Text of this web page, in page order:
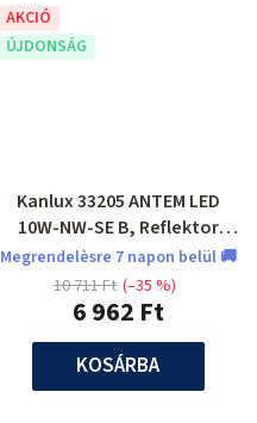
AKCIÓ
ÚJDONSÁG
Kanlux 33205 ANTEM LED
10W-NW-SE B, Reflektor
mozgásérzékelővel
Megrendelèsre 7 napon belül 🚚
6 962 Ft
10 711 Ft (–35 %)
KOSÁRBA